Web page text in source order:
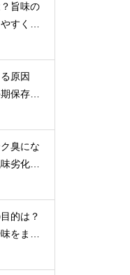
旨味の
すく解
原因
保存で
臭にな
劣化を
的は？
をまろ